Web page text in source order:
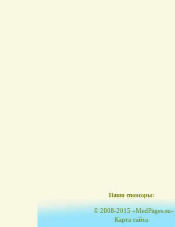
Наши спонсоры:
© 2008-2015 «MedPages.su»
Карта сайта